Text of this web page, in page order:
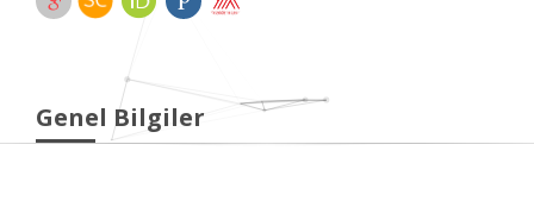
Genel Bilgiler